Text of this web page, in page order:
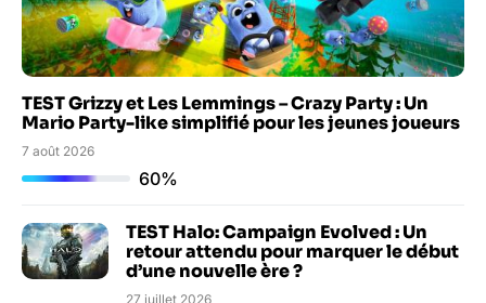
TEST Grizzy et Les Lemmings – Crazy Party : Un
Mario Party-like simplifié pour les jeunes joueurs
7 août 2026
60%
TEST Halo: Campaign Evolved : Un
retour attendu pour marquer le début
d’une nouvelle ère ?
27 juillet 2026